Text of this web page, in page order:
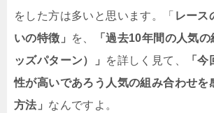
をした方は多いと思います。「 レース
いの特徴」
を、
「過去10年間の人気
ッズパターン）」
を詳しく見て、
「
性が高いであろう人気の組み合わせを
方法」 なんですよ。